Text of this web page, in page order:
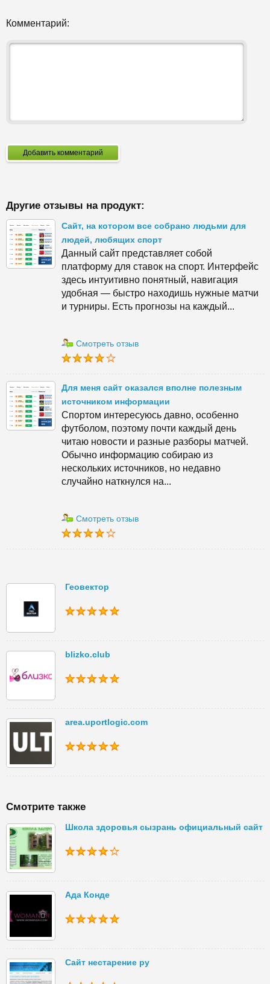
Комментарий:
Добавить комментарий
Другие отзывы на продукт:
Сайт, на котором все собрано людьми для
людей, любящих спорт
Данный сайт представляет собой
платформу для ставок на спорт. Интерфейс
здесь интуитивно понятный, навигация
удобная — быстро находишь нужные матчи
и турниры. Есть прогнозы на каждый...
Смотреть отзыв
Для меня сайт оказался вполне полезным
источником информации
Спортом интересуюсь давно, особенно
футболом, поэтому почти каждый день
читаю новости и разные разборы матчей.
Обычно информацию собираю из
нескольких источников, но недавно
случайно наткнулся на...
Смотреть отзыв
Геовектор
blizko.club
area.uportlogic.com
Смотрите также
Школа здоровья сызрань официальный сайт
Ада Конде
Сайт нестарение ру